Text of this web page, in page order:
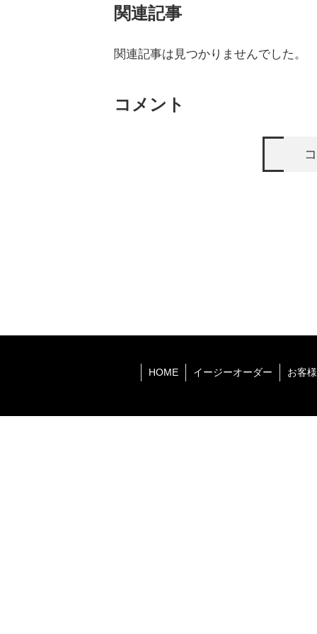
関連記事
関連記事は見つかりませんでした。
コメント
HOME イージーオーダー お客